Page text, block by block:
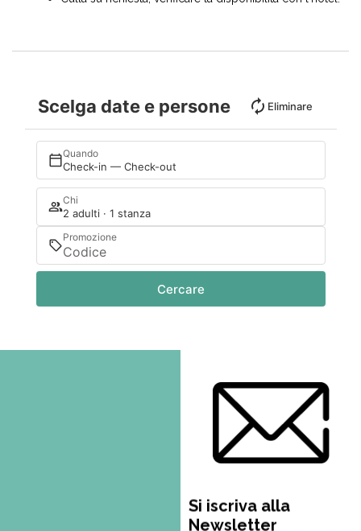
Scelga date e persone Eliminare
Quando
Check-in — Check-out
Chi
2 adulti · 1 stanza
Promozione
Cercare
Si iscriva alla
Newsletter